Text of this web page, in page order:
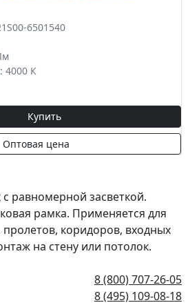
6501540
4000 К
Купить
Оптовая цена
равномерной засветкой.
рамка. Применяется для
коридоров, входных
на стену или потолок.
8 (800) 707-26-05
8 (495) 109-08-18